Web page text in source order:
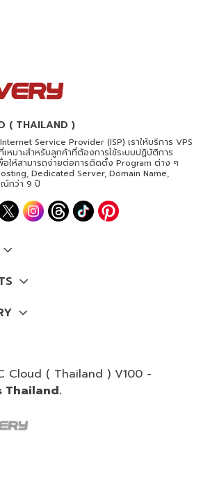
( THAILAND )
Service Provider (ISP) เราให้บริการ VPS
หมาะสำหรับลูกค้าที่ต้องการใช้ระบบปฏิบัติการ
อให้สามารถง่ายต่อการติดตั้ง Program ต่าง ๆ
Dedicated Server, Domain Name,
ณ์กว่า 9 ปี
Cloud ( Thailand ) V100 -
Thailand.